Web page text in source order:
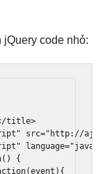
jQuery code nhỏ:
title>
src="http://
language=
()
{
(event ){